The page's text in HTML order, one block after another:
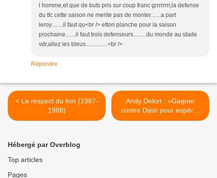
l homme,et que de buts pris sur coup franc grrrrrrrr,la defense
du tfc cette saison ne merite pas de monter.......a part
leroy........il faut qu<br /> ettori planche pour la saison
prochaine.......il faut trois defenseurs.........du monde au stade
vdr,allez les bleus...............<br />
Répondre
< Le respect du lion (1987-
1988)
Andy Delort : «Gagner
contre Dijon pour espérer
quelque chose» >
Hébergé par Overblog
Top articles
Pages